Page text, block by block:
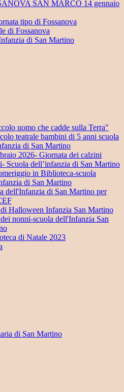
SAN MARCO 14 gennaio
tipo di Fossanova
di Fossanova
di San Martino
uomo che cadde sulla Terra"
teatrale bambini di 5 anni scuola
di San Martino
2026- Giornata dei calzini
Scuola dell’infanzia di San Martino
in Biblioteca-scuola
di San Martino
dell'Infanzia di San Martino per
di Halloween Infanzia San Martino
nonni-scuola dell'Infanzia San
di Natale 2023
di San Martino